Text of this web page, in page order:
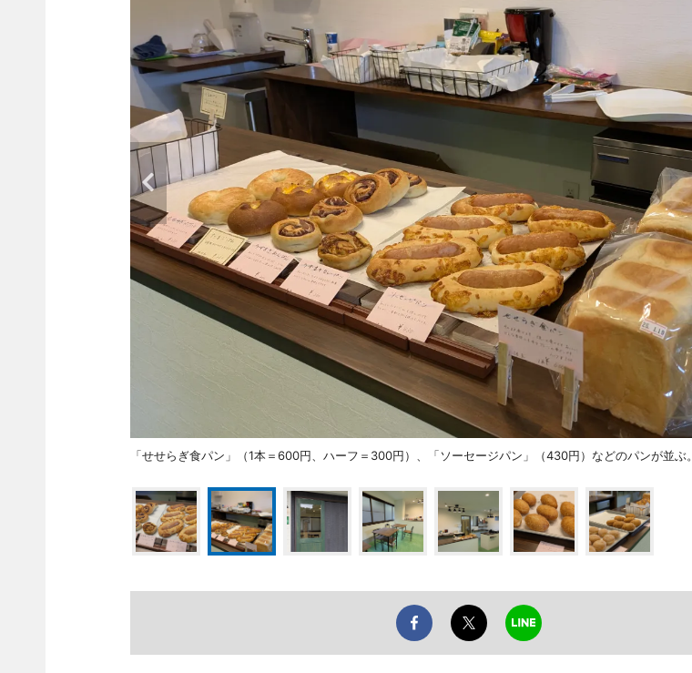
「せせらぎ食パン」（1本＝600円、ハーフ＝300円）、「ソーセージパン」（430円）などのパンが並ぶ。